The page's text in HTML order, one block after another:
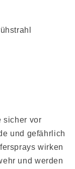
sicher vor
und gefährlich
wirken
und werden